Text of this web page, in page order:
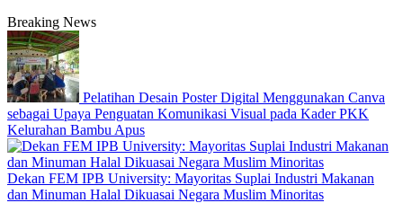
Breaking News
Pelatihan Desain Poster Digital Menggunakan Canva
sebagai Upaya Penguatan Komunikasi Visual pada Kader PKK
Kelurahan Bambu Apus
Dekan FEM IPB University: Mayoritas Suplai Industri Makanan
dan Minuman Halal Dikuasai Negara Muslim Minoritas